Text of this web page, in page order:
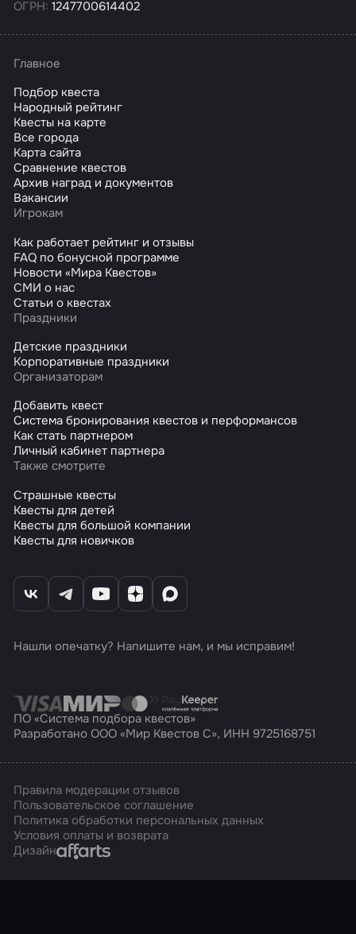
ОГРН: 1247700614402
Главное
Подбор квеста
Народный рейтинг
Квесты на карте
Все города
Карта сайта
Сравнение квестов
Архив наград и документов
Вакансии
Игрокам
Как работает рейтинг и отзывы
FAQ по бонусной программе
Новости «Мира Квестов»
СМИ о нас
Статьи о квестах
Праздники
Детские праздники
Корпоративные праздники
Организаторам
Добавить квест
Система бронирования квестов и перформансов
Как стать партнером
Личный кабинет партнера
Также смотрите
Страшные квесты
Квесты для детей
Квесты для большой компании
Квесты для новичков
Нашли опечатку? Напишите нам, и мы исправим!
ПО «Система подбора квестов»
Разработано ООО «Мир Квестов С», ИНН 9725168751
Правила модерации отзывов
Пользовательское соглашение
Политика обработки персональных данных
Условия оплаты и возврата
ДизайнAffarts